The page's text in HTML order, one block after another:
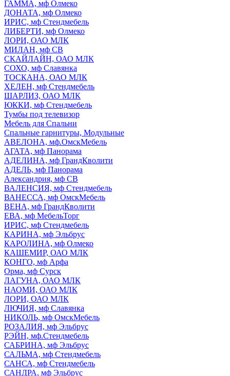
ГАММА, мф Олмеко
ДОНАТА, мф Олмеко
ИРИС, мф Стендмебель
ЛИБЕРТИ, мф Олмеко
ЛОРИ, ОАО МЛК
МИЛАН, мф СВ
СКАЙЛАЙН, ОАО МЛК
СОХО, мф Славянка
ТОСКАНА, ОАО МЛК
ХЕЛЕН, мф Стендмебель
ШАРЛИЗ, ОАО МЛК
ЮККИ, мф Стендмебель
Тумбы под телевизор
Мебель для Спальни
Спальные гарнитуры, Модульные
АВЕЛОНА, мф.ОмскМебель
АГАТА, мф Панорама
АДЕЛИНА, мф ГрандКволити
АДЕЛЬ, мф Панорама
Александрия, мф СВ
ВАЛЕНСИЯ, мф Стендмебель
ВАНЕССА, мф ОмскМебель
ВЕНА, мф ГрандКволити
ЕВА, мф МебельТорг
ИРИС, мф Стендмебель
КАРИНА, мф Эльбрус
КАРОЛИНА, мф Олмеко
КАШЕМИР, ОАО МЛК
КОНГО, мф Арфа
Орма, мф Сурск
ЛАГУНА, ОАО МЛК
НАОМИ, ОАО МЛК
ЛОРИ, ОАО МЛК
ЛЮЧИЯ, мф Славянка
НИКОЛЬ, мф ОмскМебель
РОЗАЛИЯ, мф Эльбрус
РЭЙН, мф.Стендмебель
САБРИНА, мф Эльбрус
САЛЬМА, мф Стендмебель
САНСА, мф Стендмебель
САНДРА, мф Эльбрус